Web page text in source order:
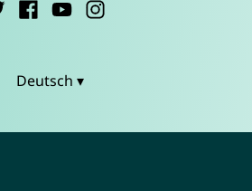
Deutsch ▾